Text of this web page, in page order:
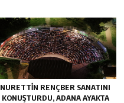
NURETTIN RENÇBER SANATINI
KONUŞTURDU, ADANA AYAKTA